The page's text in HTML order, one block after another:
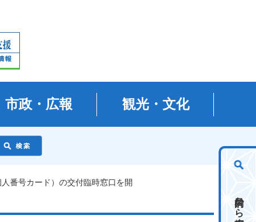
市政・広報 観光・文化
目的から探す
番号カード）の交付臨時窓口を開